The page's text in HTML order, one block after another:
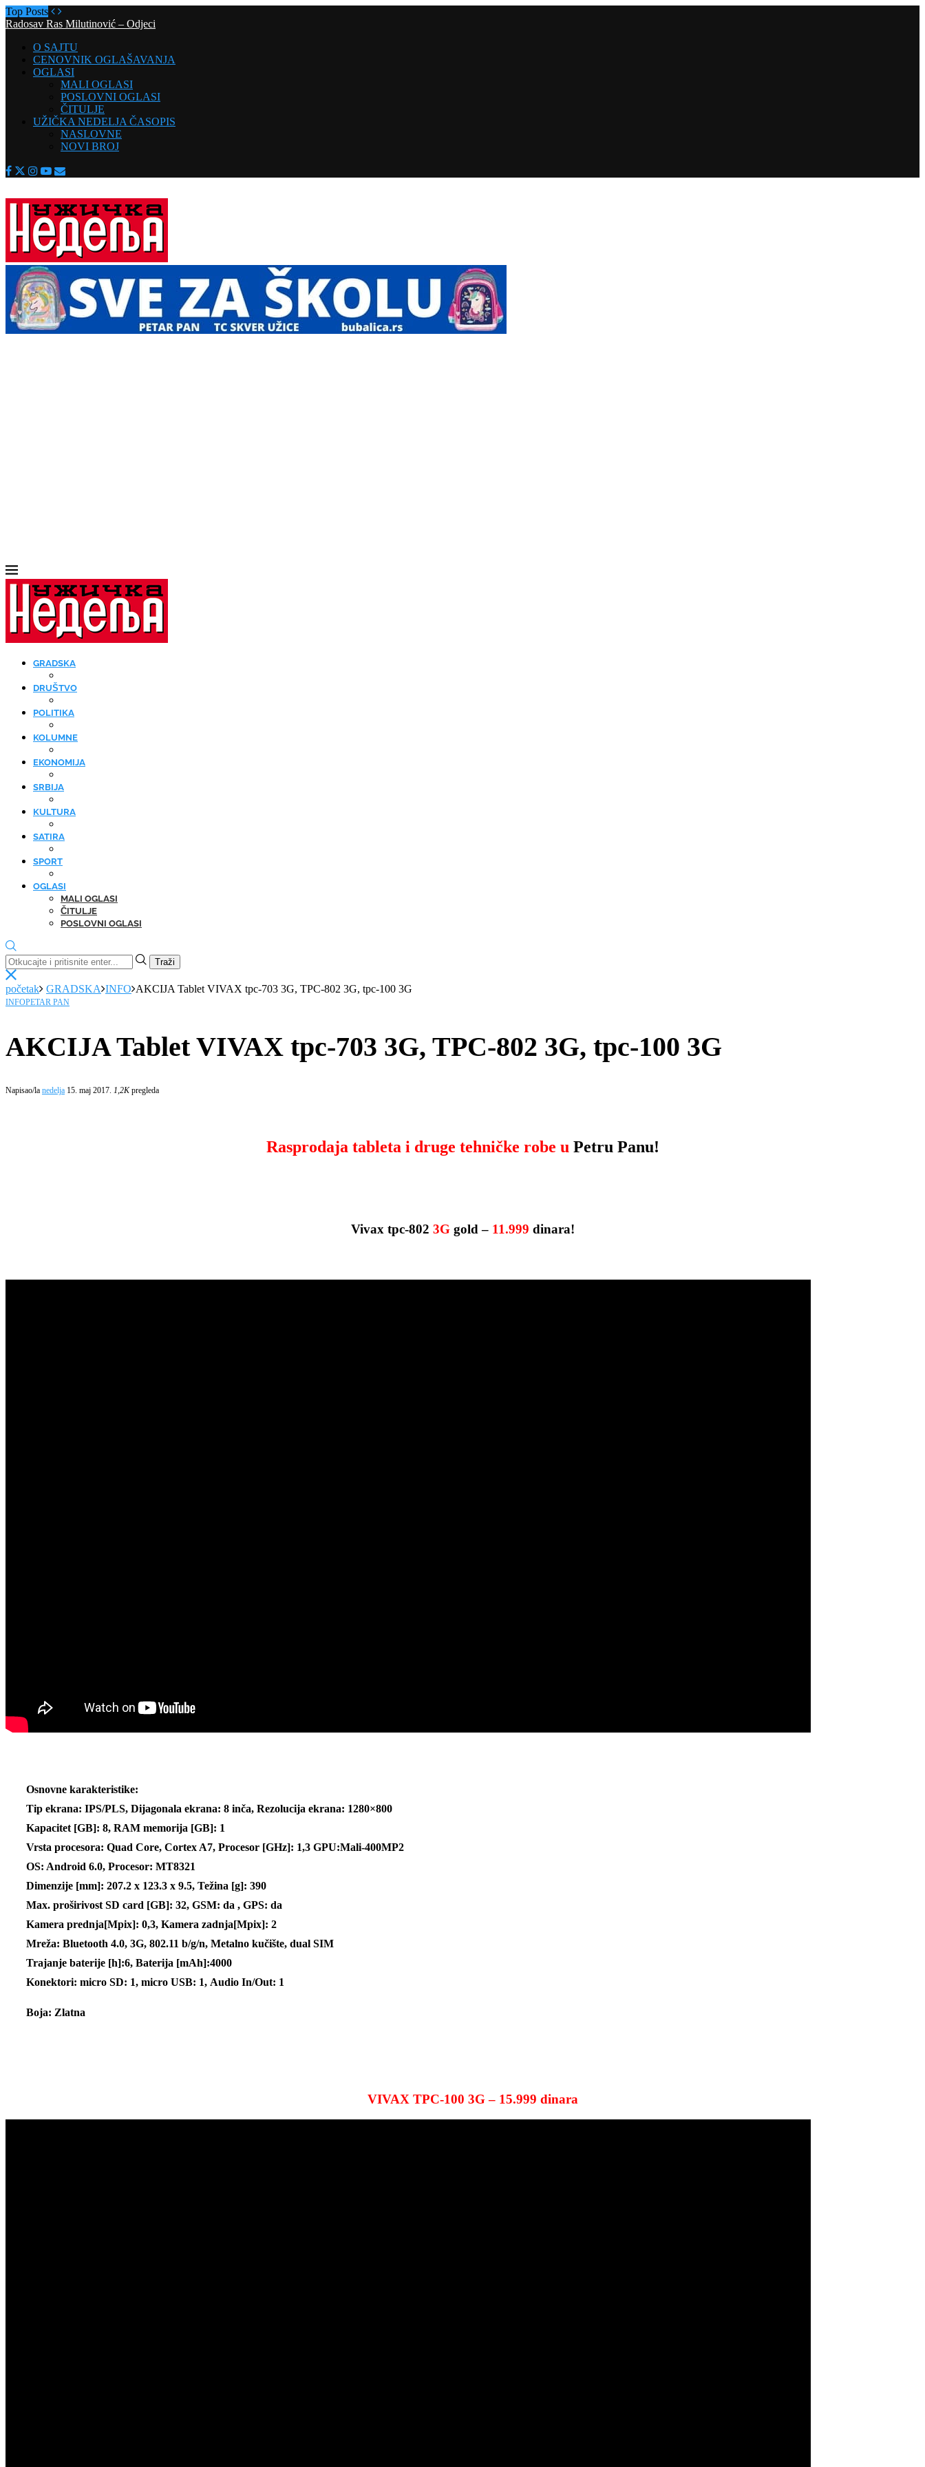
Top Posts
Radosav Ras Milutinović – Odjeci
O SAJTU
CENOVNIK OGLAŠAVANJA
OGLASI
MALI OGLASI
POSLOVNI OGLASI
ČITULJE
UŽIČKA NEDELJA ČASOPIS
NASLOVNE
NOVI BROJ
GRADSKA
DRUŠTVO
POLITIKA
KOLUMNE
EKONOMIJA
SRBIJA
KULTURA
SATIRA
SPORT
OGLASI
MALI OGLASI
ČITULJE
POSLOVNI OGLASI
Traži
početak GRADSKA INFO AKCIJA Tablet VIVAX tpc-703 3G, TPC-802 3G, tpc-100 3G
INFOPETAR PAN
AKCIJA Tablet VIVAX tpc-703 3G, TPC-802 3G, tpc-100 3G
Napisao/la nedelja 15. maj 2017. 1,2Kpregleda
Rasprodaja tableta i druge tehničke robe u Petru Panu!
Vivax tpc-802 3Ggold – 11.999 dinara!
Osnovne karakteristike:
Tip ekrana: IPS/PLS, Dijagonala ekrana: 8 inča, Rezolucija ekrana: 1280×800
Kapacitet [GB]: 8, RAM memorija [GB]: 1
Vrsta procesora: Quad Core, Cortex A7, Procesor [GHz]: 1,3 GPU:Mali-400MP2
OS: Android 6.0, Procesor: MT8321
Dimenzije [mm]: 207.2 x 123.3 x 9.5, Težina [g]: 390
Max. proširivost SD card [GB]: 32, GSM: da , GPS: da
Kamera prednja[Mpix]: 0,3, Kamera zadnja[Mpix]: 2
Mreža: Bluetooth 4.0, 3G, 802.11 b/g/n, Metalno kučište, dual SIM
Trajanje baterije [h]:6, Baterija [mAh]:4000
Konektori: micro SD: 1, micro USB: 1, Audio In/Out: 1
Boja: Zlatna
VIVAX TPC-100 3G – 15.999 dinara